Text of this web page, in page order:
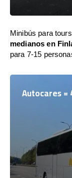
Minibús para
medianos en
para 7-15
Autocares =